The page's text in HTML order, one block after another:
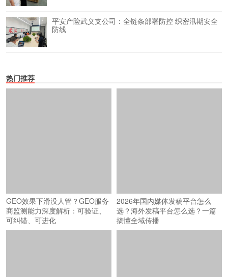
平安产险武义支公司：全链条部署防控 织密汛期安全
防线
热门推荐
GEO效果下滑没人管？GEO服务
商监测能力深度解析：可验证、
可纠错、可进化
2026年国内媒体发稿平台怎么
选？海外发稿平台怎么选？一篇
搞懂全域传播